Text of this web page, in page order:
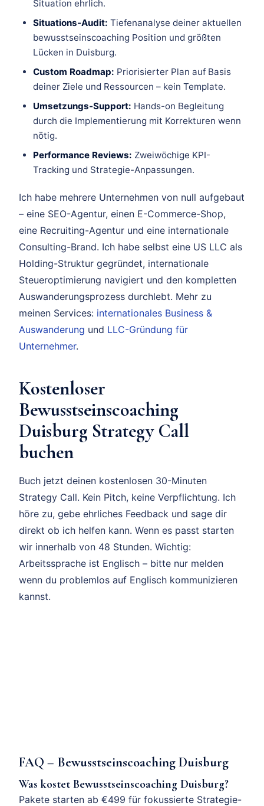
Situation ehrlich.
Situations-Audit: Tiefenanalyse deiner aktuellen
bewusstseinscoaching Position und größten
Lücken in Duisburg.
Custom Roadmap: Priorisierter Plan auf Basis
deiner Ziele und Ressourcen – kein Template.
Umsetzungs-Support: Hands-on Begleitung
durch die Implementierung mit Korrekturen wenn
nötig.
Performance Reviews: Zweiwöchige KPI-
Tracking und Strategie-Anpassungen.
Ich habe mehrere Unternehmen von null aufgebaut
– eine SEO-Agentur, einen E-Commerce-Shop,
eine Recruiting-Agentur und eine internationale
Consulting-Brand. Ich habe selbst eine US LLC als
Holding-Struktur gegründet, internationale
Steueroptimierung navigiert und den kompletten
Auswanderungsprozess durchlebt. Mehr zu
meinen Services: internationales Business &
Auswanderung und LLC-Gründung für
Unternehmer.
Kostenloser
Bewusstseinscoaching
Duisburg Strategy Call
buchen
Buch jetzt deinen kostenlosen 30-Minuten
Strategy Call. Kein Pitch, keine Verpflichtung. Ich
höre zu, gebe ehrliches Feedback und sage dir
direkt ob ich helfen kann. Wenn es passt starten
wir innerhalb von 48 Stunden. Wichtig:
Arbeitssprache ist Englisch – bitte nur melden
wenn du problemlos auf Englisch kommunizieren
kannst.
FAQ – Bewusstseinscoaching Duisburg
Was kostet Bewusstseinscoaching Duisburg?
Pakete starten ab €499 für fokussierte Strategie-